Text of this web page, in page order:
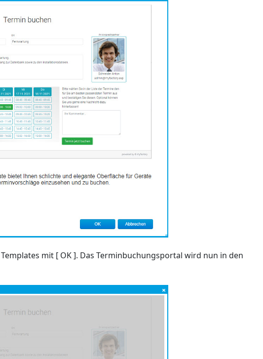
mit [ OK ]. Das Terminbuchungsportal wird nun in den